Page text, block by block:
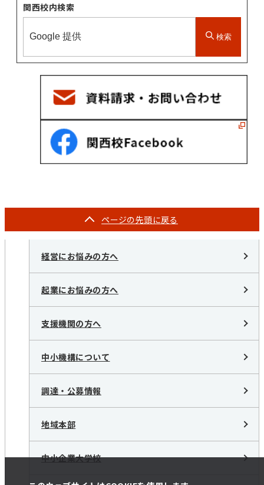
関西校内検索
検索
ページの先頭に戻る
経営にお悩みの方へ
起業にお悩みの方へ
支援機関の方へ
中小機構について
調達・公募情報
地域本部
中小企業大学校